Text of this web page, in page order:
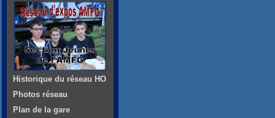
Historique du réseau HO
Photos réseau
Plan de la gare